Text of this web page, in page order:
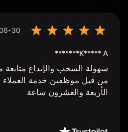
30
K***** A*******
سهولة السحب والإيداع متابعة
من قبل موظفين خدمة العملاء
الأربعة والعشرون ساعة